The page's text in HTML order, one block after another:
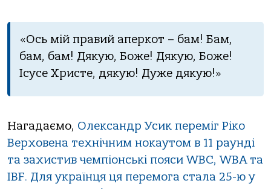
«Ось мій правий аперкот – бам! Бам,
бам, бам! Дякую, Боже! Дякую, Боже!
Ісусе Христе, дякую! Дуже дякую!»
Нагадаємо, Олександр Усик переміг Ріко
Верховена технічним нокаутом в 11 раунді
та захистив чемпіонські пояси WBC, WBA та
IBF. Для українця ця перемога стала 25-ю у